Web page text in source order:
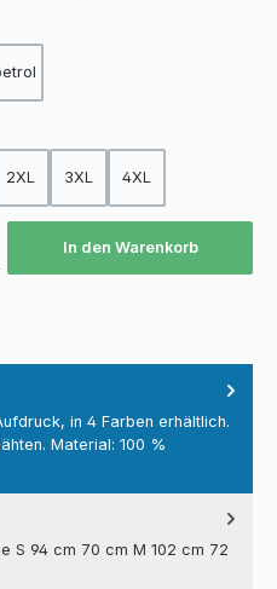
2XL 3XL 4XL
In den Warenkorb
in 4 Farben erhältlich.
Material: 100 %
S 94 cm 70 cm M 102 cm 72